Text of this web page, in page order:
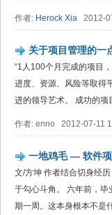
作者: Herock Xia 2012-
关于项目管理的一
“1人100个月完成的项目
进度、资源、风险等取得
进的领导艺术。 成功的
作者: enno 2012-07-11
一地鸡毛 — 软件
文/方坤 作者结合切身经
于勾心斗角。 六年前，
期一周。这本身根本不是